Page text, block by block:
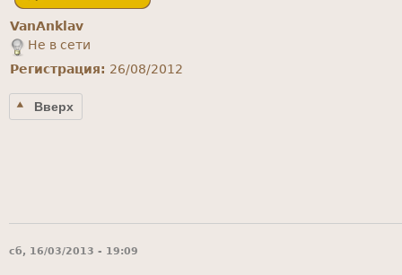
VanAnklav
Не в сети
Регистрация: 26/08/2012
Вверх
сб, 16/03/2013 - 19:09